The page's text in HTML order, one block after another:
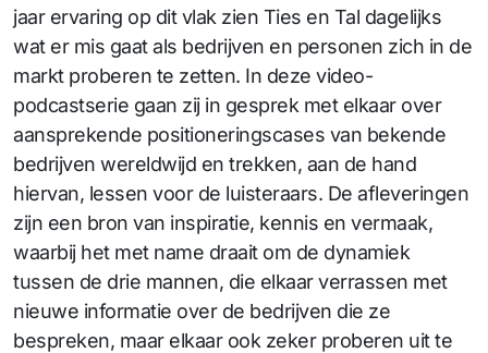
jaar ervaring op dit vlak zien Ties en Tal dagelijks
wat er mis gaat als bedrijven en personen zich in de
markt proberen te zetten. In deze video-
podcastserie gaan zij in gesprek met elkaar over
aansprekende positioneringscases van bekende
bedrijven wereldwijd en trekken, aan de hand
hiervan, lessen voor de luisteraars. De afleveringen
zijn een bron van inspiratie, kennis en vermaak,
waarbij het met name draait om de dynamiek
tussen de drie mannen, die elkaar verrassen met
nieuwe informatie over de bedrijven die ze
bespreken, maar elkaar ook zeker proberen uit te